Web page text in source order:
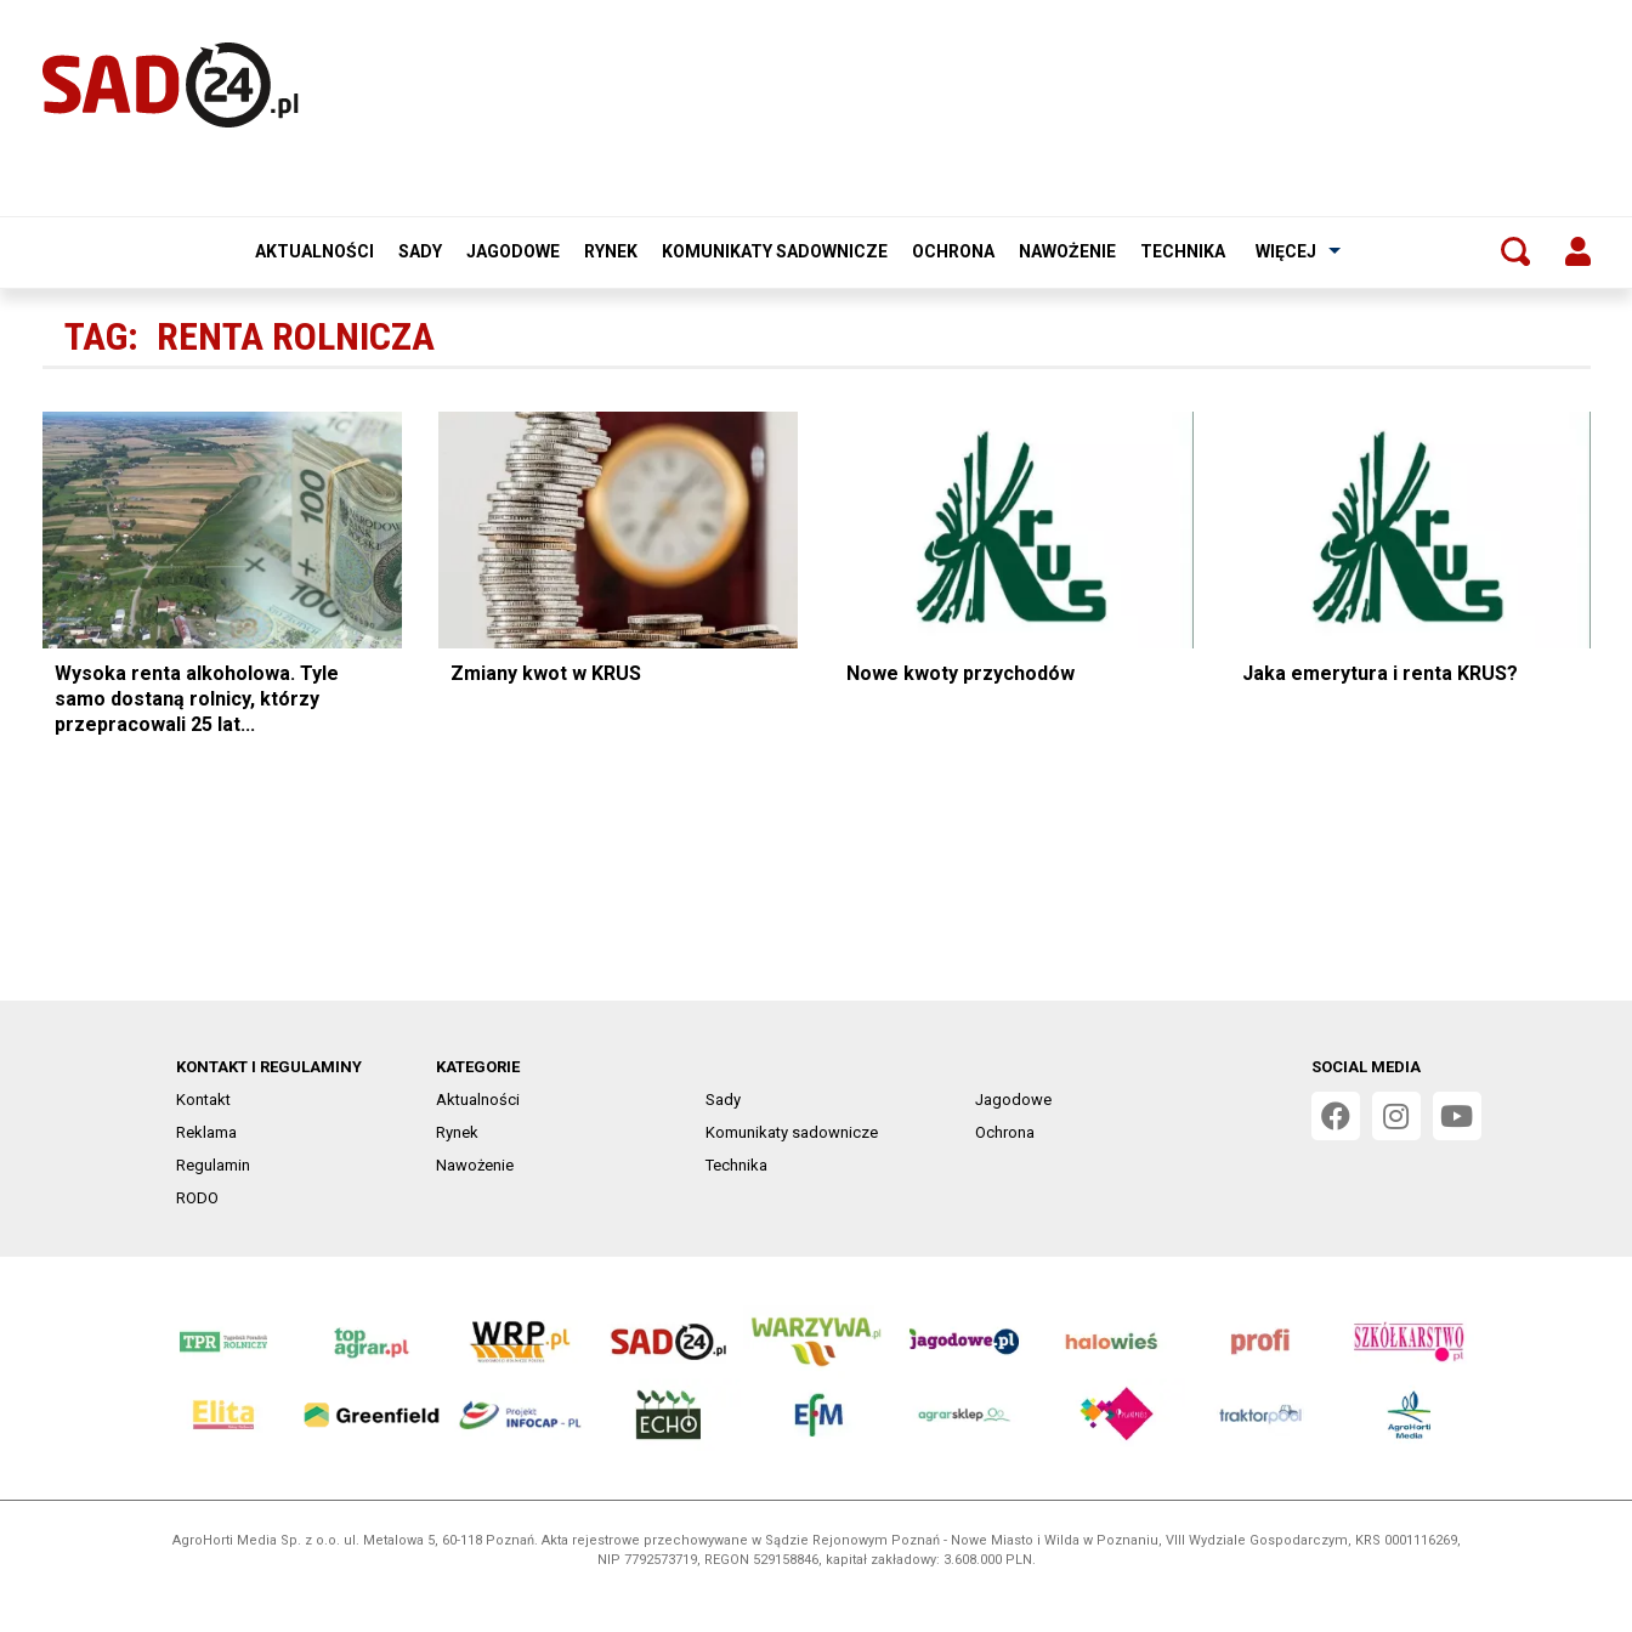
AKTUALNOŚCI SADY JAGODOWE RYNEK KOMUNIKATY SADOWNICZE OCHRONA NAWOŻENIE TECHNIKA WIĘCEJ
TAG: RENTA ROLNICZA
Wysoka renta alkoholowa. Tyle
samo dostaną rolnicy, którzy
przepracowali 25 lat...
Zmiany kwot w KRUS Nowe kwoty przychodów Jaka emerytura i renta KRUS?
KONTAKT I REGULAMINY
Kontakt
Reklama
Regulamin
RODO
KATEGORIE
Aktualności
Sady
Jagodowe
Rynek
Komunikaty sadownicze
Ochrona
Nawożenie
Technika
SOCIAL MEDIA
AgroHorti Media Sp. z o.o. ul. Metalowa 5, 60-118 Poznań. Akta rejestrowe przechowywane w Sądzie Rejonowym Poznań - Nowe Miasto i Wilda w Poznaniu, VIII Wydziale Gospodarczym, KRS 0001116269,
NIP 7792573719, REGON 529158846, kapitał zakładowy: 3.608.000 PLN.